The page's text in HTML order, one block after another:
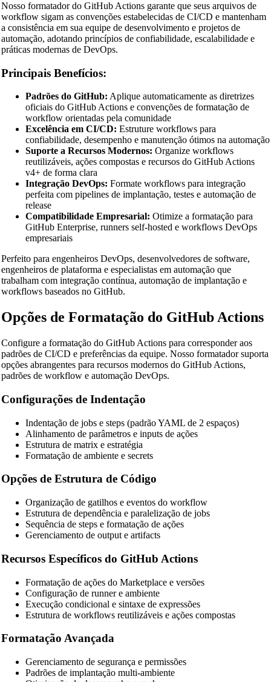
🔗Related Tools
📝Formatadores e Embelezadores de Código
HTML Beautifier
CSS Beautifier
JavaScript Beautifier
TypeScript Beautifier
JSX Beautifier
Vue Beautifier
SCSS Beautifier
JSON Beautifier
XML Beautifier
YAML Beautifier
SQL Beautifier
PostgreSQL SQL Beautifier
MongoDB Query Beautifier
Nginx Config Beautifier
Python Beautifier
Java Code Beautifier
Nosso formatador do GitHub Actions garante que seus arquivos de
workflow sigam as convenções estabelecidas de CI/CD e mantenham
a consistência em sua equipe de desenvolvimento e projetos de
automação, adotando princípios de confiabilidade, escalabilidade e
práticas modernas de DevOps.
Principais Benefícios:
Padrões do GitHub: Aplique automaticamente as diretrizes
oficiais do GitHub Actions e convenções de formatação de
workflow orientadas pela comunidade
Excelência em CI/CD: Estruture workflows para
confiabilidade, desempenho e manutenção ótimos na automação
Suporte a Recursos Modernos: Organize workflows
reutilizáveis, ações compostas e recursos do GitHub Actions
v4+ de forma clara
Integração DevOps: Formate workflows para integração
perfeita com pipelines de implantação, testes e automação de
release
Compatibilidade Empresarial: Otimize a formatação para
GitHub Enterprise, runners self-hosted e workflows DevOps
empresariais
Perfeito para engenheiros DevOps, desenvolvedores de software,
engenheiros de plataforma e especialistas em automação que
trabalham com integração contínua, automação de implantação e
workflows baseados no GitHub.
Opções de Formatação do GitHub Actions
Configure a formatação do GitHub Actions para corresponder aos
padrões de CI/CD e preferências da equipe. Nosso formatador suporta
opções abrangentes para recursos modernos do GitHub Actions,
padrões de workflow e automação DevOps.
Configurações de Indentação
Indentação de jobs e steps (padrão YAML de 2 espaços)
Alinhamento de parâmetros e inputs de ações
Estrutura de matrix e estratégia
Formatação de ambiente e secrets
Opções de Estrutura de Código
Organização de gatilhos e eventos do workflow
Estrutura de dependência e paralelização de jobs
Sequência de steps e formatação de ações
Gerenciamento de output e artifacts
Recursos Específicos do GitHub Actions
Formatação de ações do Marketplace e versões
Configuração de runner e ambiente
Execução condicional e sintaxe de expressões
Estrutura de workflows reutilizáveis e ações compostas
Formatação Avançada
Gerenciamento de segurança e permissões
Padrões de implantação multi-ambiente